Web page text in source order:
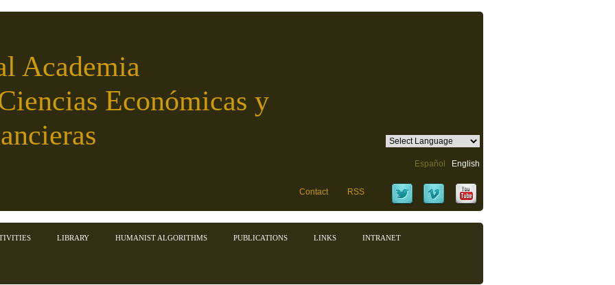
Academia
Económicas y
Español English
Contact RSS
LIBRARY HUMANIST ALGORITHMS PUBLICATIONS LINKS INTRANET